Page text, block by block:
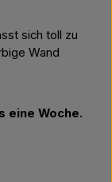
sich toll zu
Wand
eine Woche.